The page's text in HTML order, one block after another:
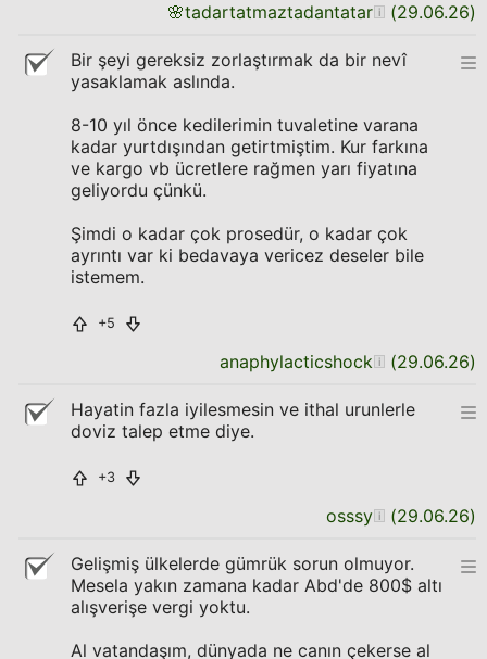
🌸tadartatmaztadantatar (29.06.26)
Bir şeyi gereksiz zorlaştırmak da bir nevî
yasaklamak aslında.
8-10 yıl önce kedilerimin tuvaletine varana
kadar yurtdışından getirtmiştim. Kur farkına
ve kargo vb ücretlere rağmen yarı fiyatına
geliyordu çünkü.
Şimdi o kadar çok prosedür, o kadar çok
ayrıntı var ki bedavaya vericez deseler bile
istemem.
+5
anaphylacticshock (29.06.26)
Hayatin fazla iyilesmesin ve ithal urunlerle
doviz talep etme diye.
+3
osssy (29.06.26)
Gelişmiş ülkelerde gümrük sorun olmuyor.
Mesela yakın zamana kadar Abd'de 800$ altı
alışverişe vergi yoktu.
Al vatandaşım, dünyada ne canın çekerse al